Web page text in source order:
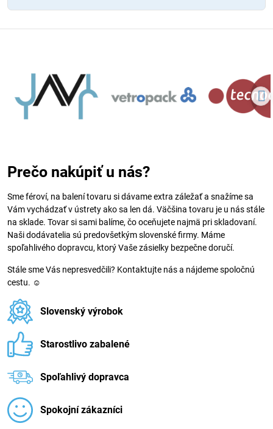
Prečo nakúpiť u nás?
Sme féroví, na balení tovaru si dávame extra záležať a snažíme sa
Vám vychádzať v ústrety ako sa len dá. Väčšina tovaru je u nás stále
na sklade. Tovar si sami balíme, čo oceňujete najmä pri skladovaní.
Naši dodávatelia sú predovšetkým slovenské firmy. Máme
spoľahlivého dopravcu, ktorý Vaše zásielky bezpečne doručí.
Stále sme Vás nepresvedčili? Kontaktujte nás a nájdeme spoločnú
cestu. ☺
Slovenský výrobok
Starostlivo zabalené
Spoľahlivý dopravca
Spokojní zákazníci